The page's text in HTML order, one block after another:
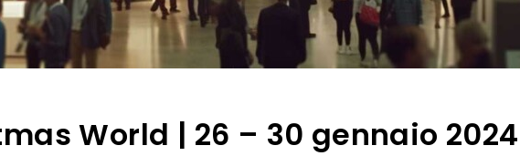
World | 26 – 30 gennaio 2024